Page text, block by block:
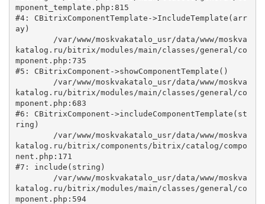
mponent_template.php:815
#4: CBitrixComponentTemplate->IncludeTemplate(arr
ay)
katalog.ru/bitrix/modules/main/classes/general/co
mponent.php:735
#5: CBitrixComponent->showComponentTemplate()
katalog.ru/bitrix/modules/main/classes/general/co
mponent.php:683
#6: CBitrixComponent->includeComponentTemplate(st
ring)
katalog.ru/bitrix/components/bitrix/catalog/compo
nent.php:171
#7: include(string)
katalog.ru/bitrix/modules/main/classes/general/co
mponent.php:594